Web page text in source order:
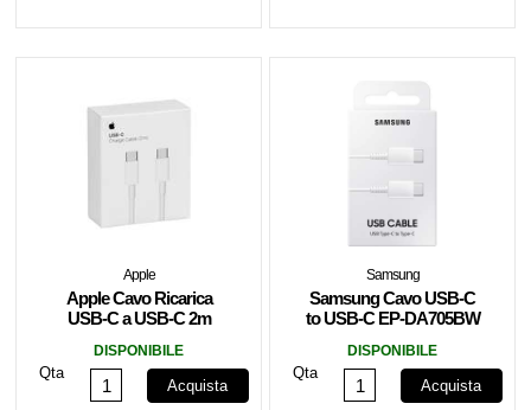
Apple
Apple Cavo Ricarica
USB-C a USB-C 2m
DISPONIBILE
Qta
Acquista
Samsung
Samsung Cavo USB-C
to USB-C EP-DA705BW
DISPONIBILE
Qta
Acquista